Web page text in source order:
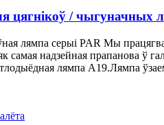
цягнікоў / чыгуначных
лямпа серыі PAR Мы
як самая надзейная
лямпа A19.Лямпа